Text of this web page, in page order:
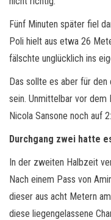
Fünf Minuten später fiel
Poli hielt aus etwa 26
fälschte unglücklich ins
Das sollte es aber für
sein. Unmittelbar vor
Nicola Sansone noch auf
Durchgang zwei hatte
In der zweiten Halbzeit
Nach einem Pass von
dieser aus acht Metern
diese liegengelassene